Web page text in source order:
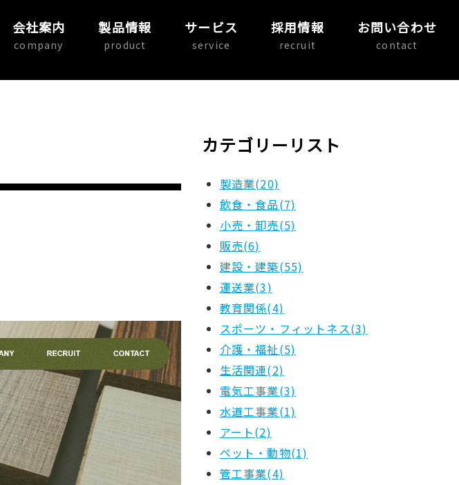
会社案内
company
製品情報
product
サービス
service
採用情報
recruit
お問い合わせ
contact
カテゴリーリスト
製造業(20)
飲食・食品(7)
小売・卸売(5)
販売(6)
建設・建築(55)
運送業(3)
教育関係(4)
スポーツ・フィットネス(3)
介護・福祉(5)
生活関連(2)
電気工事業(3)
水道工事業(1)
アート(2)
ペット・動物(1)
管工事業(4)